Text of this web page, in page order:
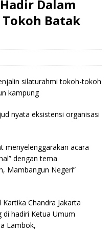
Dalam
Batak
silaturahmi tokoh-tokoh
kampung
nyata eksistensi organisasi
menyelenggarakan acara
dengan tema
Mambangun Negeri”
Chandra Jakarta
di hadiri Ketua Umum
Lambok,